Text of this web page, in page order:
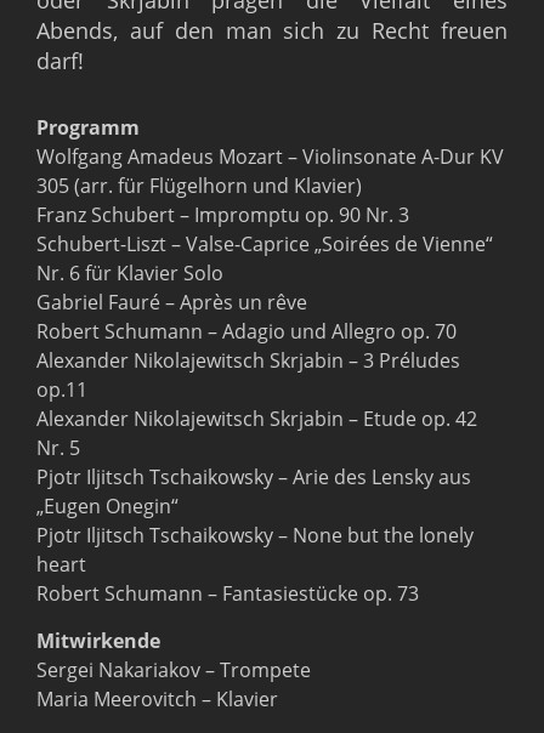
Abends, auf den man sich zu Recht freuen
darf!
Programm
Wolfgang Amadeus Mozart – Violinsonate A-Dur KV
305 (arr. für Flügelhorn und Klavier)
Franz Schubert – Impromptu op. 90 Nr. 3
Schubert-Liszt – Valse-Caprice „Soirées de Vienne“
Nr. 6 für Klavier Solo
Gabriel Fauré – Après un rêve
Robert Schumann – Adagio und Allegro op. 70
Alexander Nikolajewitsch Skrjabin – 3 Préludes
op.11
Alexander Nikolajewitsch Skrjabin – Etude op. 42
Nr. 5
Pjotr Iljitsch Tschaikowsky – Arie des Lensky aus
„Eugen Onegin“
Pjotr Iljitsch Tschaikowsky – None but the lonely
heart
Robert Schumann – Fantasiestücke op. 73
Mitwirkende
Sergei Nakariakov – Trompete
Maria Meerovitch – Klavier